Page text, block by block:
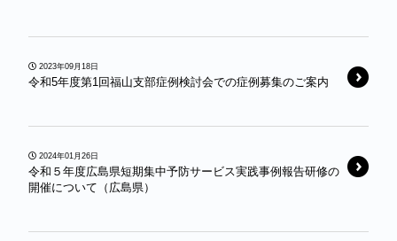
2023年09月18日
令和5年度第1回福山支部症例検討会での症例募集のご案内
2024年01月26日
令和５年度広島県短期集中予防サービス実践事例報告研修の
開催について（広島県）